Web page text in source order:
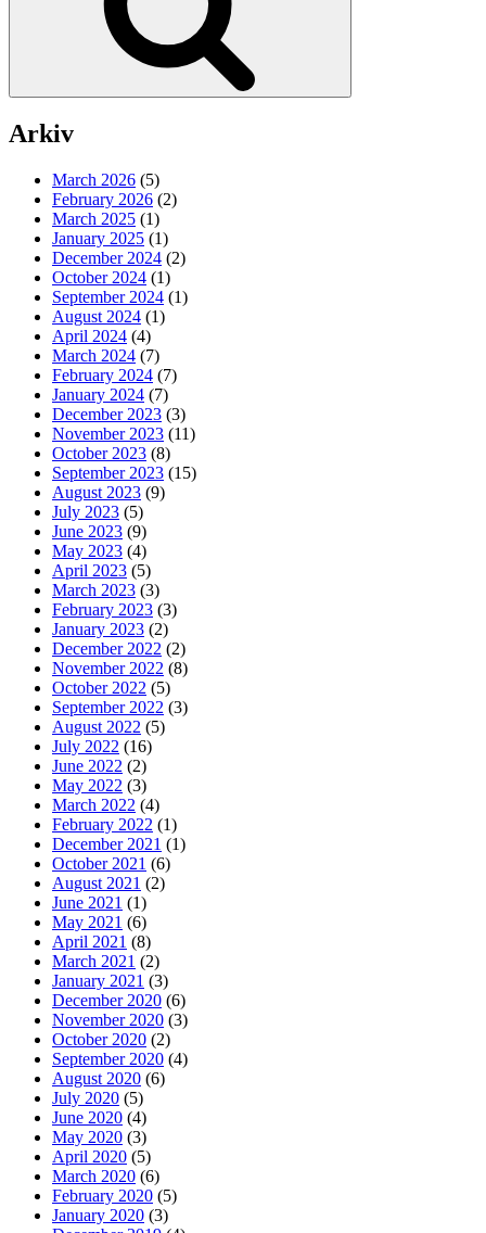
Arkiv
March 2026 (5)
February 2026 (2)
March 2025 (1)
January 2025 (1)
December 2024 (2)
October 2024 (1)
September 2024 (1)
August 2024 (1)
April 2024 (4)
March 2024 (7)
February 2024 (7)
January 2024 (7)
December 2023 (3)
November 2023 (11)
October 2023 (8)
September 2023 (15)
August 2023 (9)
July 2023 (5)
June 2023 (9)
May 2023 (4)
April 2023 (5)
March 2023 (3)
February 2023 (3)
January 2023 (2)
December 2022 (2)
November 2022 (8)
October 2022 (5)
September 2022 (3)
August 2022 (5)
July 2022 (16)
June 2022 (2)
May 2022 (3)
March 2022 (4)
February 2022 (1)
December 2021 (1)
October 2021 (6)
August 2021 (2)
June 2021 (1)
May 2021 (6)
April 2021 (8)
March 2021 (2)
January 2021 (3)
December 2020 (6)
November 2020 (3)
October 2020 (2)
September 2020 (4)
August 2020 (6)
July 2020 (5)
June 2020 (4)
May 2020 (3)
April 2020 (5)
March 2020 (6)
February 2020 (5)
January 2020 (3)